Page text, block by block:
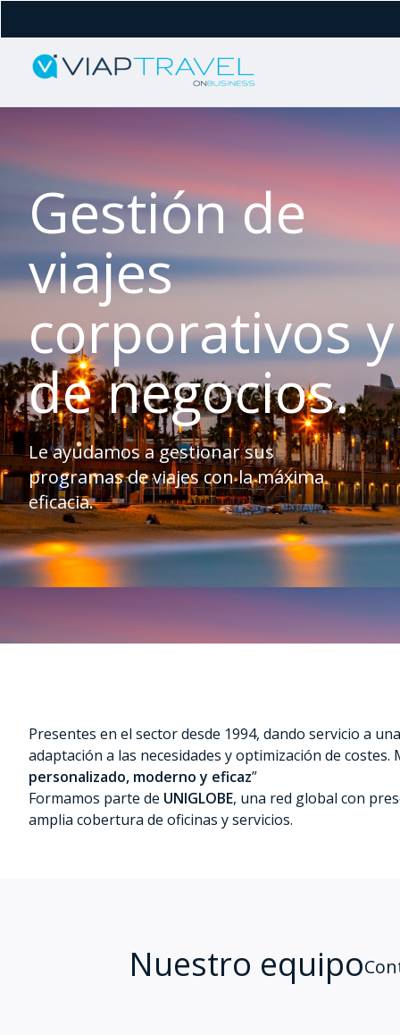
Gestión de
viajes
corporativos y
de negocios.
Le ayudamos a gestionar sus
programas de viajes con la máxima
eficacia.
Presentes en el sector desde 1994, dando servicio a
adaptación a las necesidades y optimización de
personalizado, moderno y eficaz”
Formamos parte de UNIGLOBE, una red global con
amplia cobertura de oficinas y servicios.
Nuestro equipo